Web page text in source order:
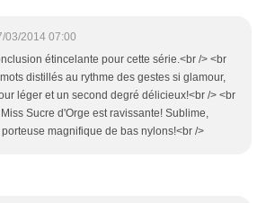
03/2014 07:00
étincelante pour cette série.<br /> <br
distillés au rythme des gestes si glamour,
léger et un second degré délicieux!<br /> <br
Sucre d'Orge est ravissante! Sublime,
magnifique de bas nylons!<br />